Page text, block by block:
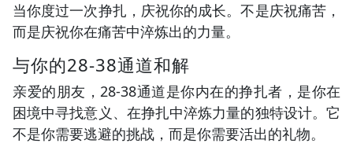
当你度过一次挣扎，庆祝你的成长。不是庆祝痛苦，
而是庆祝你在痛苦中淬炼出的力量。
与你的28-38通道和解
亲爱的朋友，28-38通道是你内在的挣扎者，是你在
困境中寻找意义、在挣扎中淬炼力量的独特设计。它
不是你需要逃避的挑战，而是你需要活出的礼物。